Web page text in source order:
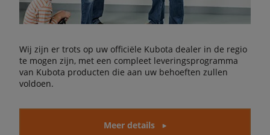
Wij zijn er trots op uw officiële Kubota dealer in de regio
te mogen zijn, met een compleet leveringsprogramma
van Kubota producten die aan uw behoeften zullen
voldoen.
Meer details